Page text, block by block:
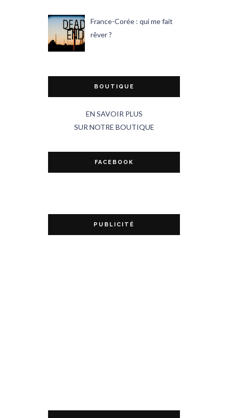
France-Corée : qui me fait
rêver ?
BOUTIQUE
EN SAVOIR PLUS
SUR NOTRE BOUTIQUE
FACEBOOK
PUBLICITÉ